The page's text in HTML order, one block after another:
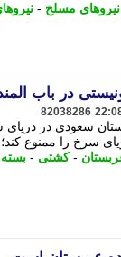
مسلح -
در باب
82038286
سعودی در دریای
سرخ را ممنوع کند؛
-کشتی - بسته